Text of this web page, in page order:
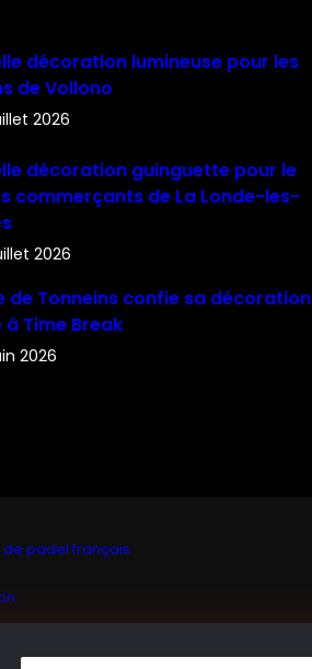
décoration lumineuse pour les
de Vollono
2026
décoration guinguette pour le
commerçants de La Londe-les-
2026
de Tonneins confie sa décoration
à Time Break
2026
de padel français